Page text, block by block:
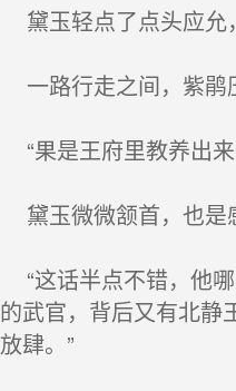
黛玉轻点了点头应允
一路行走之间，紫鹃
“果是王府里教养出
黛玉微微颔首，也是
“这话半点不错，他
的武官，背后又有北静
放肆。”